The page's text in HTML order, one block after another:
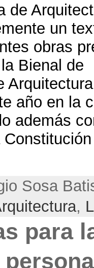
de
un
obras
Bienal de
año en la
además
Sosa
,
para